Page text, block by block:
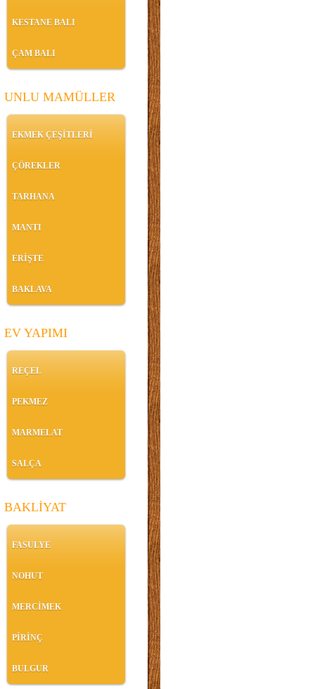
KESTANE BALI
ÇAM BALI
UNLU MAMÜLLER
EKMEK ÇEŞİTLERİ
ÇÖREKLER
TARHANA
MANTI
ERİŞTE
BAKLAVA
EV YAPIMI
REÇEL
PEKMEZ
MARMELAT
SALÇA
BAKLİYAT
FASULYE
NOHUT
MERCİMEK
PİRİNÇ
BULGUR